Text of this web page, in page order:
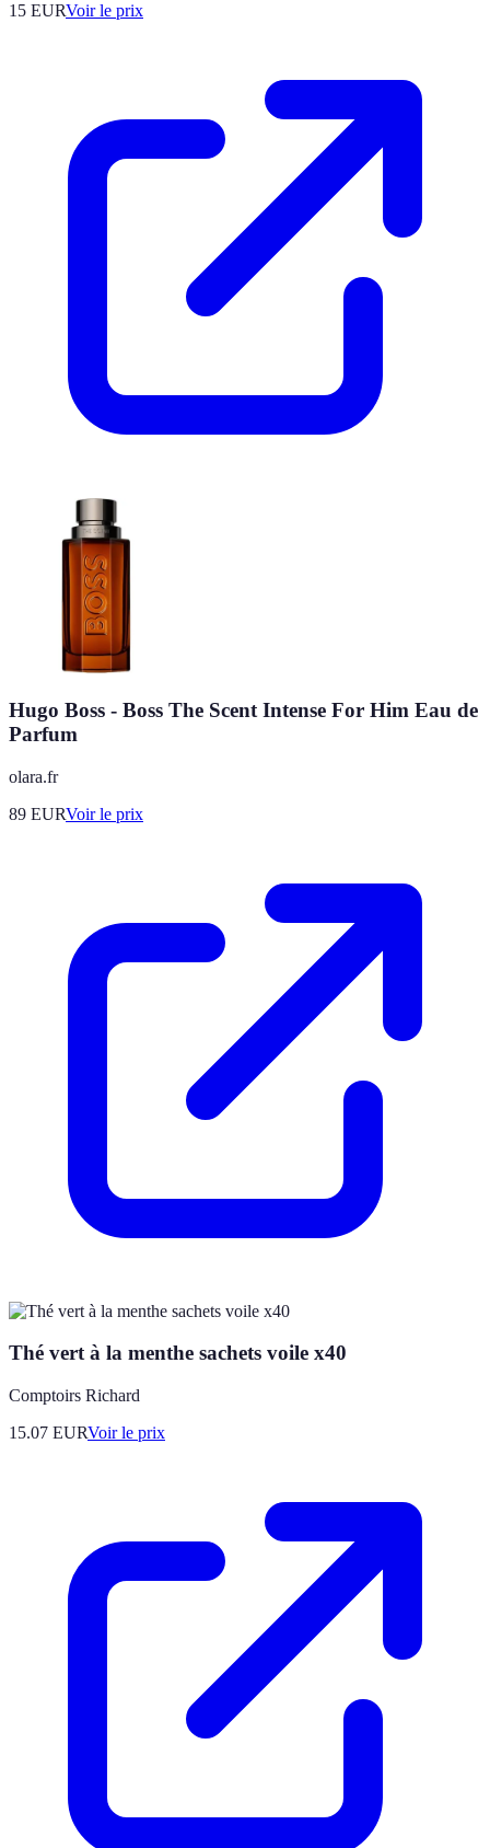
15 EURVoir le prix
Hugo Boss - Boss The Scent Intense For Him Eau de
Parfum
olara.fr
89 EURVoir le prix
Thé vert à la menthe sachets voile x40
Comptoirs Richard
15.07 EURVoir le prix